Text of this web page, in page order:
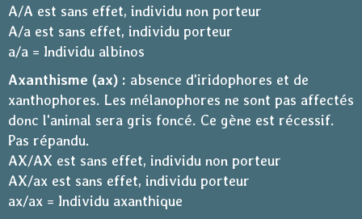
A/A est sans effet, individu non porteur
A/a est sans effet, individu porteur
a/a = Individu albinos
Axanthisme (ax) : absence d'iridophores et de
xanthophores. Les mélanophores ne sont pas affectés
donc l'animal sera gris foncé. Ce gène est récessif.
Pas répandu.
AX/AX est sans effet, individu non porteur
AX/ax est sans effet, individu porteur
ax/ax = Individu axanthique